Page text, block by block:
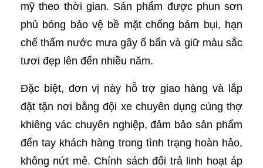
mỹ theo thời gian. Sản phẩm được phun sơn
phủ bóng bảo vệ bề mặt chống bám bụi, hạn
chế thấm nước mưa gây ố bẩn và giữ màu sắc
tươi đẹp lên đến nhiều năm.
Đặc biệt, đơn vị này hỗ trợ giao hàng và lắp
đặt tận nơi bằng đội xe chuyên dụng cùng thợ
khiêng vác chuyên nghiệp, đảm bảo sản phẩm
đến tay khách hàng trong tình trạng hoàn hảo,
không nứt mẻ. Chính sách đổi trả linh hoạt áp